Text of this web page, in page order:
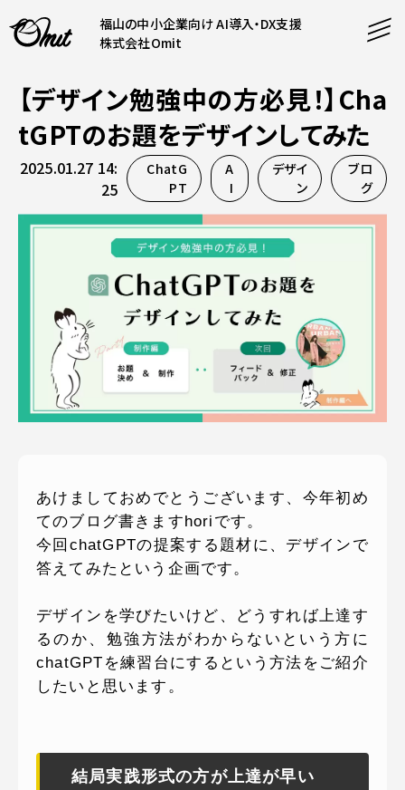
福山の中小企業向け AI導入・DX支援
株式会社Omit
事業内容
AI導入支援
ホームページ制作
コンテンツ
制作実績
料金表
企業案内
会社概要
採用情報
お知らせ
PRODUCTS
運営サービス
WEBでお問い合わせ
( 24時間365日いつでも受付対応 )
電話でお問い合わせ
【デザイン勉強中の方必見！】Cha
tGPTのお題をデザインしてみた
2025.01.27 14:
25
ChatG
PT
A
I
デザイ
ン
ブロ
グ
あけましておめでとうございます、今年初め
てのブログ書きますhoriです。
今回chatGPTの提案する題材に、デザインで
答えてみたという企画です。
デザインを学びたいけど、どうすれば上達す
るのか、勉強方法がわからないという方に
chatGPTを練習台にするという方法をご紹介
したいと思います。
結局実践形式の方が上達が早い